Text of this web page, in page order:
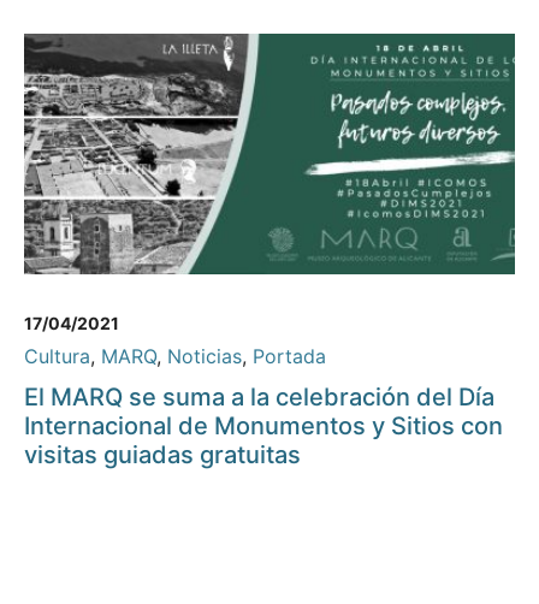
17/04/2021
Cultura, MARQ, Noticias, Portada
El MARQ se suma a la celebración del Día
Internacional de Monumentos y Sitios con
visitas guiadas gratuitas